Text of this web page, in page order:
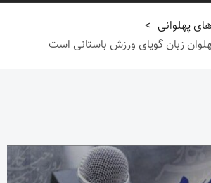
پهلوانی >
زبان گویای ورزش باستانی است